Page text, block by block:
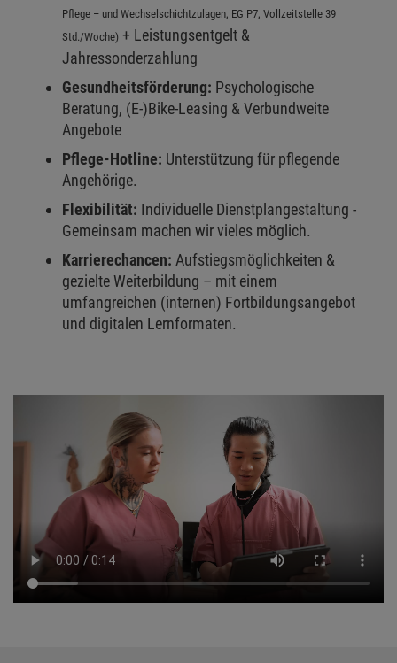
Pflege – und Wechselschichtzulagen, EG P7, Vollzeitstelle 39
Std./Woche) + Leistungsentgelt &
Jahressonderzahlung
Gesundheitsförderung: Psychologische
Beratung, (E-)Bike-Leasing & Verbundweite
Angebote
Pflege-Hotline: Unterstützung für pflegende
Angehörige.
Flexibilität: Individuelle Dienstplangestaltung -
Gemeinsam machen wir vieles möglich.
Karrierechancen: Aufstiegsmöglichkeiten &
gezielte Weiterbildung – mit einem
umfangreichen (internen) Fortbildungsangebot
und digitalen Lernformaten.